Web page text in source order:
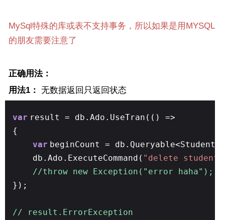
MySql特殊的库或表不支持事务，所以如果是用MYSQL
的朋友需要注意了
正确用法：
用法1： 无数据返回只返回状态
var result = db.Ado.UseTran(() =>
{
var beginCount =
db.Ado.ExecuteCommand( "delete student"
//throw new Exception("error haha"); 测
});
// result.ErrorException